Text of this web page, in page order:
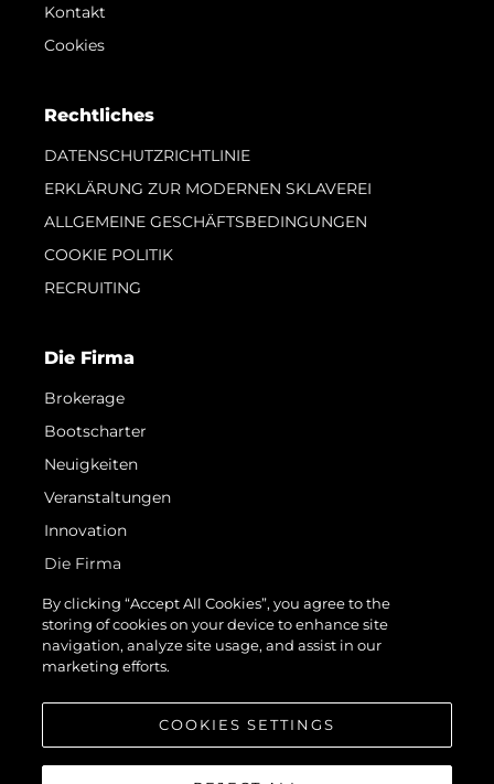
Kontakt
Cookies
Rechtliches
DATENSCHUTZRICHTLINIE
ERKLÄRUNG ZUR MODERNEN SKLAVEREI
ALLGEMEINE GESCHÄFTSBEDINGUNGEN
COOKIE POLITIK
RECRUITING
Die Firma
Brokerage
Bootscharter
Neuigkeiten
Veranstaltungen
Innovation
Die Firma
Das Team
Lifestyle
Geschichte
By clicking “Accept All Cookies”, you agree to the
storing of cookies on your device to enhance site
navigation, analyze site usage, and assist in our
marketing efforts.
COOKIES SETTINGS